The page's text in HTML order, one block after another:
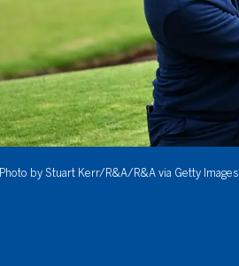
Photo by Stuart Kerr/R&A/R&A via Getty Images